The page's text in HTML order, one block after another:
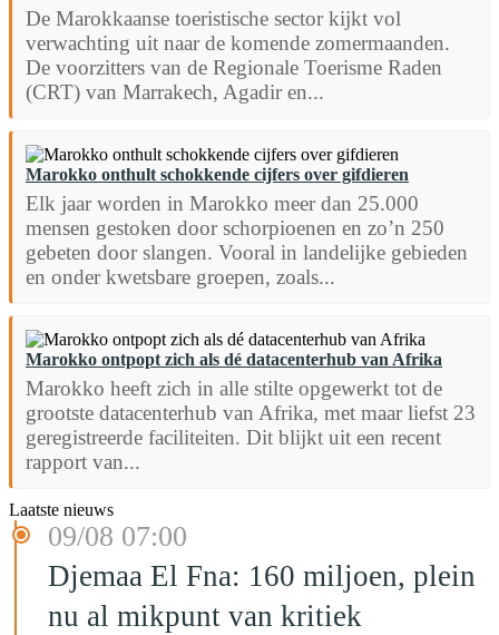
De Marokkaanse toeristische sector kijkt vol
verwachting uit naar de komende zomermaanden.
De voorzitters van de Regionale Toerisme Raden
(CRT) van Marrakech, Agadir en...
Marokko onthult schokkende cijfers over gifdieren
Elk jaar worden in Marokko meer dan 25.000
mensen gestoken door schorpioenen en zo’n 250
gebeten door slangen. Vooral in landelijke gebieden
en onder kwetsbare groepen, zoals...
Marokko ontpopt zich als dé datacenterhub van Afrika
Marokko heeft zich in alle stilte opgewerkt tot de
grootste datacenterhub van Afrika, met maar liefst 23
geregistreerde faciliteiten. Dit blijkt uit een recent
rapport van...
Laatste nieuws
09/08 07:00
Djemaa El Fna: 160 miljoen, plein
nu al mikpunt van kritiek